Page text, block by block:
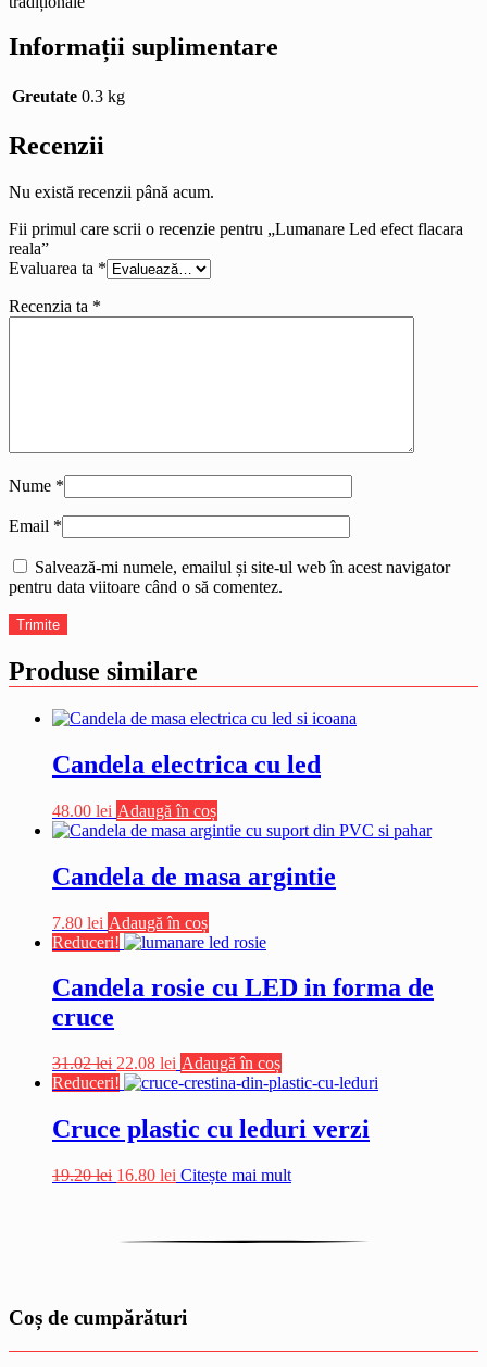
Informații suplimentare
Greutate 0.3 kg
Recenzii
Nu există recenzii până acum.
Fii primul care scrii o recenzie pentru „Lumanare Led efect flacara
reala”
Evaluarea ta *
Recenzia ta *
Nume *
Email *
Salvează-mi numele, emailul și site-ul web în acest navigator
pentru data viitoare când o să comentez.
Produse similare
Candela electrica cu led
48.00 lei Adaugă în coș
Candela de masa argintie
7.80 lei Adaugă în coș
Reduceri!
Candela rosie cu LED in forma de
cruce
31.02lei Prețul
inițial
fost:
31.02 lei.
22.08 lei Prețul
curent
22.08 lei.
Adaugă în coș
Reduceri!
Cruce plastic cu leduri verzi
19.20lei Prețul
16.80 lei Prețul
Citește mai mult
Coș de cumpărături